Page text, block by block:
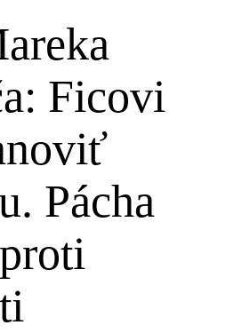
Ficovi
Pácha